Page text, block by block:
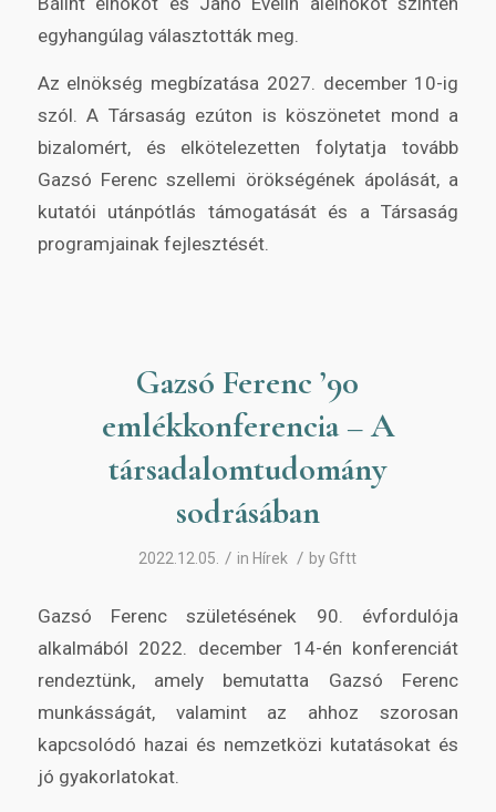
egyhangúlag választották meg.
Az elnökség megbízatása 2027. december 10-ig
szól. A Társaság ezúton is köszönetet mond a
bizalomért, és elkötelezetten folytatja tovább
Gazsó Ferenc szellemi örökségének ápolását, a
kutatói utánpótlás támogatását és a Társaság
programjainak fejlesztését.
Gazsó Ferenc ’90
emlékkonferencia – A
társadalomtudomány
sodrásában
2022.12.05. / in Hírek / by Gftt
Gazsó Ferenc születésének 90. évfordulója
alkalmából 2022. december 14-én konferenciát
rendeztünk, amely bemutatta Gazsó Ferenc
munkásságát, valamint az ahhoz szorosan
kapcsolódó hazai és nemzetközi kutatásokat és
jó gyakorlatokat.